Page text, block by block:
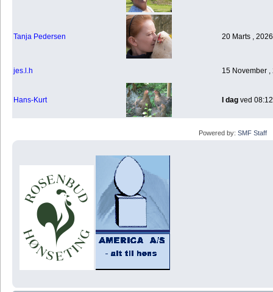
Tanja Pedersen 20 Marts ,
jes.l.h 15 November
Hans-Kurt I dag ved 08:12
Powered by: SMF Staff